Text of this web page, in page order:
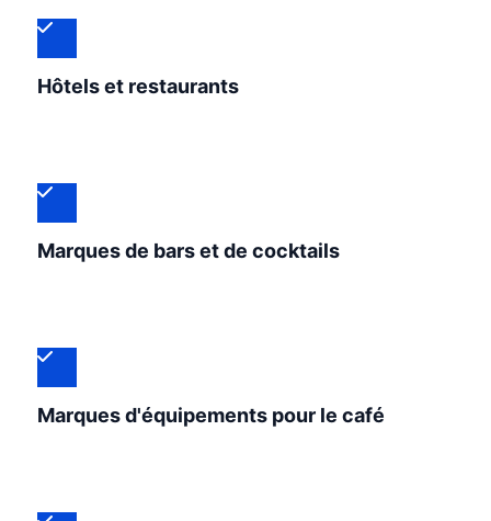
Hôtels et restaurants
Marques de bars et de cocktails
Marques d'équipements pour le café